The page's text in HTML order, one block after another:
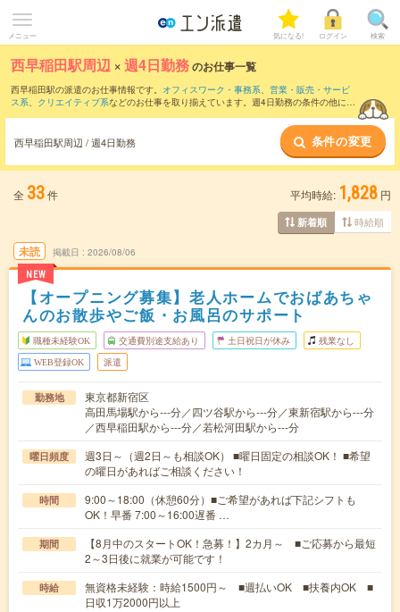
メニュー 気になる! ログイン 検索
西早稲田駅周辺 ×週4日勤務のお仕事一覧
西早稲田駅の派遣のお仕事情報です。 オフィスワーク・事務系、 営業・販売・サービ
ス系、 クリエイティブ系などのお仕事を取り揃えています。週4日勤務の条件の他に、
西早稲田駅周辺 / 週4日勤務 条件の変更
全 33件 平均時給: 1,828 円
新着順 時給順
未読
NEW
掲載日 2026/08/06
【オープニング募集】老人ホームでおばあちゃ
んのお散歩やご飯・お風呂のサポート
職種未経験OK 交通費別途支給あり 土日祝日が休み 残業なし
WEB登録OK 派遣
勤務地
東京都新宿区
高田馬場駅から---分／四ツ谷駅から---分／東新宿駅から---分
／西早稲田駅から---分／若松河田駅から---分
曜日頻度
週3日～（週2日～も相談OK） ■曜日固定の相談OK！ ■希望
の曜日があればご相談ください！
時間
9:00～18:00（休憩60分）■ご希望があれば下記シフトも
OK！早番 7:00～16:00遅番 …
期間
【8月中のスタートOK！急募！】2カ月～ ■ご応募から最短
2～3日後に就業が可能です！
時給
無資格未経験：時給1500円～ ■週払いOK ■扶養内OK ■
日収1万2000円以上